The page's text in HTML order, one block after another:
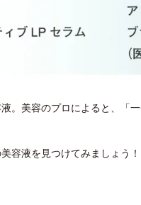
。美容のプロによると、「
容液を見つけてみましょう！